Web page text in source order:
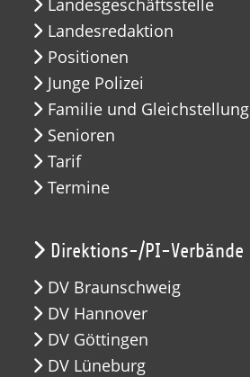
Landesgeschäftsstelle
Landesredaktion
Positionen
Junge Polizei
Familie und Gleichstellung
Senioren
Tarif
Termine
Direktions-/PI-Verbände
DV Braunschweig
DV Hannover
DV Göttingen
DV Lüneburg